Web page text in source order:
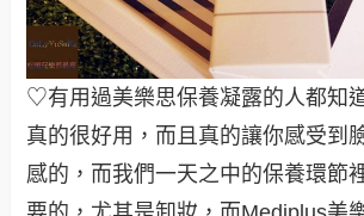
♡有用過美樂思保養凝露的人都知
真的很好用，而且真的讓你感受到
感的，而我們一天之中的保養環節